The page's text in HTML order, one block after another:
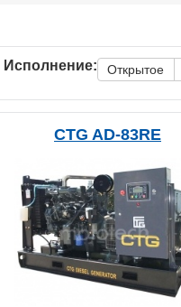
Исполнение: Открытое
CTG AD-83RE